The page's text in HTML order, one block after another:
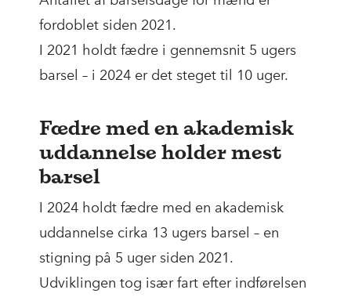
fordoblet siden 2021.
I 2021 holdt fædre i gennemsnit 5 ugers
barsel – i 2024 er det steget til 10 uger.
Fædre med en akademisk
uddannelse holder mest
barsel
I 2024 holdt fædre med en akademisk
uddannelse cirka 13 ugers barsel – en
stigning på 5 uger siden 2021.
Udviklingen tog især fart efter indførelsen